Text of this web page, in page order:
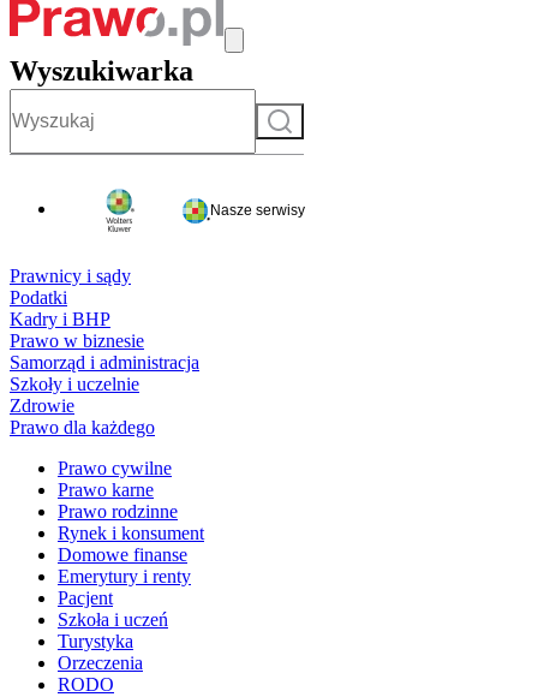
Wyszukiwarka
Szukaj
Nasze serwisy
Prawnicy i sądy
Podatki
Kadry i BHP
Prawo w biznesie
Samorząd i administracja
Szkoły i uczelnie
Zdrowie
Prawo dla każdego
Prawo cywilne
Prawo karne
Prawo rodzinne
Rynek i konsument
Domowe finanse
Emerytury i renty
Pacjent
Szkoła i uczeń
Turystyka
Orzeczenia
RODO